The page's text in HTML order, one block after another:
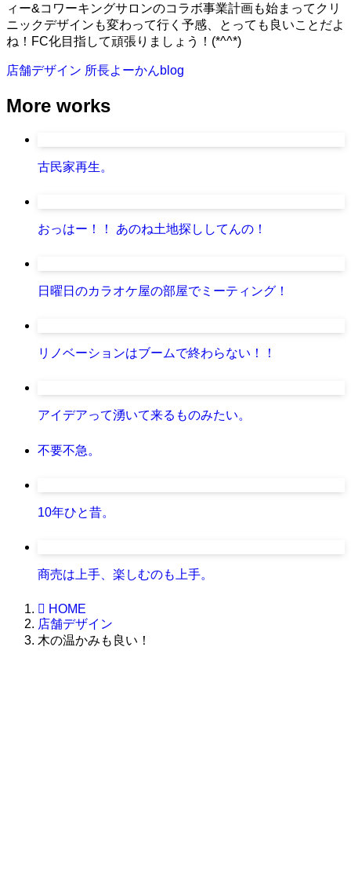
ィー&コワーキングサロンのコラボ事業計画も始まってクリ
ニックデザインも変わって行く予感、とっても良いことだよ
ね！FC化目指して頑張りましょう！(*^^*)
店舗デザイン 所長よーかんblog
More works
古民家再生。
おっはー！！ あのね土地探ししてんの！
日曜日のカラオケ屋の部屋でミーティング！
リノベーションはブームで終わらない！！
アイデアって湧いて来るものみたい。
不要不急。
10年ひと昔。
商売は上手、楽しむのも上手。
HOME
店舗デザイン
木の温かみも良い！